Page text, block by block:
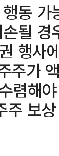
동
될
행사
가
렴해
보